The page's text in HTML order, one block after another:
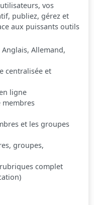
vos
publiez, gérez et
aux puissants outils
Allemand,
centralisée et
ligne
membres
et les groupes
groupes,
complet